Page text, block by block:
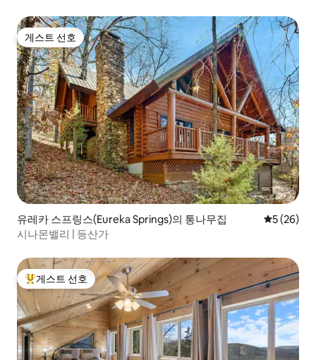
게스트 선호
게스트 선호
유레카 스프링스(Eureka Springs)의 통나무집 평점 5점(5
5 (26)
시나몬밸리 | 등산가
상위 게스트 선호
게스트 선호